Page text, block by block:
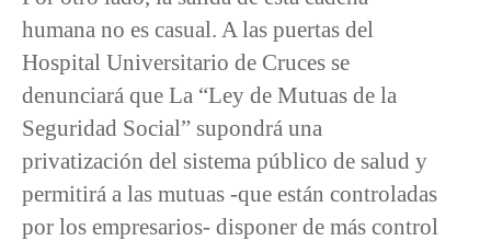
humana no es casual. A las puertas del
Hospital Universitario de Cruces se
denunciará que La “Ley de Mutuas de la
Seguridad Social” supondrá una
privatización del sistema público de salud y
permitirá a las mutuas -que están controladas
por los empresarios- disponer de más control